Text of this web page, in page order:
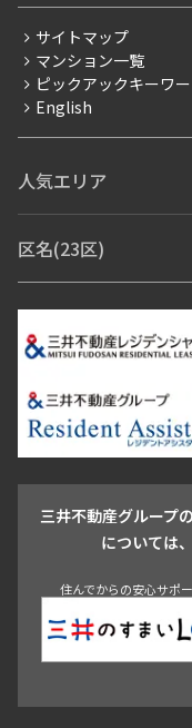
賃料改定
フリーレント
ペット可
ブランドマンション
サイトマップ
マンション一覧
ピックアックキーワ
English
人気エリア
青山・表参道・原宿
市ヶ谷・
芝浦・汐留・品川
月島
目白・高
池尻大橋・三軒茶屋
祐
駒沢・用賀・二子玉川
青山 渋谷 東京・大手
区名(23区)
豊島区
杉並区 板橋区
葛飾区
江戸川区
三井不動産グループ
については
住んでからの安心サポ